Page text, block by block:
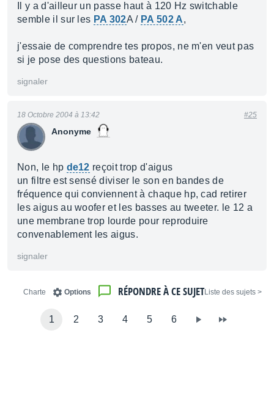
Il y a d'ailleur un passe haut à 120 Hz switchable
semble il sur les PA 302A / PA 502 A,
j'essaie de comprendre tes propos, ne m'en veut pas
si je pose des questions bateau.
signaler
Anonyme
18 Octobre 2004 à 13:42 #25
Non, le hp de12 reçoit trop d'aigus
un filtre est sensé diviser le son en bandes de
fréquence qui conviennent à chaque hp, cad retirer
les aigus au woofer et les basses au tweeter. le 12 a
une membrane trop lourde pour reproduire
convenablement les aigus.
signaler
< Liste des sujets
RÉPONDRE À CE SUJET
Options
Charte
1 2 3 4 5 6